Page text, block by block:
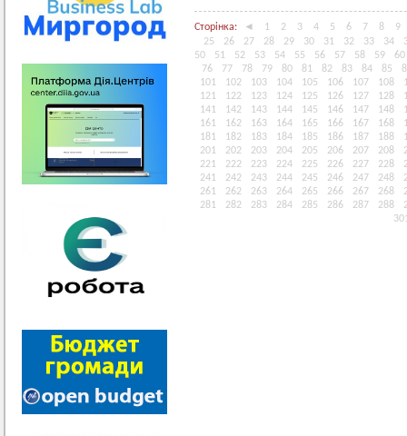
Сторінка: ◄ 1 2 3 4 5 6 7 8
9
25
26 27 28 29 30 31 32 33 34
50
51 52 53 54 55 56 57 58 59
60
76
77 78 79 80 81 82 83 84 85
101
102 103 104 105 106 107 108
121
122 123 124 125 126 127 128
141
142 143 144 145 146 147 148
161
162 163 164 165 166 167 168
181
182 183 184 185 186 187 188
201
202 203 204 205 206 207 208
221
222 223 224 225 226 227 228
241
242 243 244 245 246 247 248
261
262 263 264 265 266 267 268
281
282 283 284 285 286 287 288